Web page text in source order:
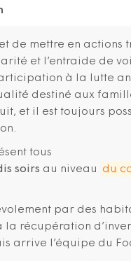
de mettre en actions
et l’entraide de
à la lutte
destiné aux
et il est toujours
tous
soirs au niveau
du
par des
récupération
arrive l’équipe du